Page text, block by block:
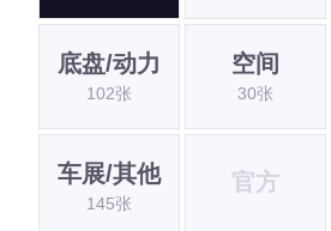
底盘/动力
102张
空间
30张
车展/其他
145张
官方